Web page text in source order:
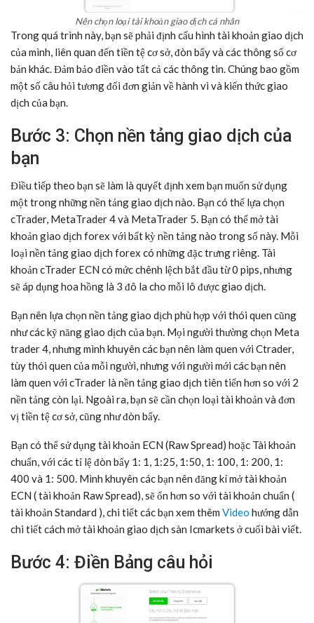
Nên chọn loại tài khoản giao dịch cá nhân
Trong quá trình này, bạn sẽ phải định cấu hình tài khoản giao dịch
của mình, liên quan đến tiền tệ cơ sở, đòn bẩy và các thông số cơ
bản khác. Đảm bảo điền vào tất cả các thông tin. Chúng bao gồm
một số câu hỏi tương đối đơn giản về hành vi và kiến ​​thức giao
dịch của bạn.
Bước 3: Chọn nền tảng giao dịch của
bạn
Điều tiếp theo bạn sẽ làm là quyết định xem bạn muốn sử dụng
một trong những nền tảng giao dịch nào. Bạn có thể lựa chọn
cTrader, MetaTrader 4 và MetaTrader 5. Bạn có thể mở tài
khoản giao dịch forex với bất kỳ nền tảng nào trong số này. Mỗi
loại nền tảng giao dịch forex có những đặc trưng riêng. Tài
khoản cTrader ECN có mức chênh lệch bắt đầu từ 0 pips, nhưng
sẽ áp dụng hoa hồng là 3 đô la cho mỗi lô được giao dịch.
Bạn nên lựa chọn nền tảng giao dịch phù hợp với thói quen cũng
như các kỹ năng giao dịch của bạn. Mọi người thường chọn Meta
trader 4, nhưng mình khuyên các bạn nên làm quen với Ctrader,
tùy thói quen của mỗi người, nhưng với người mới các bạn nên
làm quen với cTrader là nền tảng giao dịch tiên tiến hơn so với 2
nền tảng còn lại. Ngoài ra, bạn sẽ cần chọn loại tài khoản và đơn
vị tiền tệ cơ sở, cũng như đòn bẩy.
Bạn có thể sử dụng tài khoản ECN (Raw Spread) hoặc Tài khoản
chuẩn, với các tỉ lệ đòn bẩy 1: 1, 1:25, 1:50, 1: 100, 1: 200, 1:
400 và 1: 500. Mình khuyên các bạn nên đăng kí mở tài khoản
ECN ( tài khoản Raw Spread), sẽ ổn hơn so với tài khoản chuẩn (
tài khoản Standard ), chi tiết các bạn xem thêm Video hướng dẫn
chi tiết cách mở tài khoản giao dịch sàn Icmarkets ở cuối bài viết.
Bước 4: Điền Bảng câu hỏi